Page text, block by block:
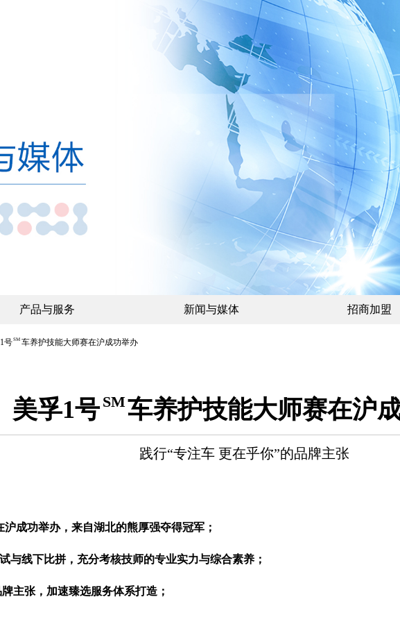
产品与服务 新闻与媒体 招商加盟
号SM 车养护技能大师赛在沪成功举办
美孚1号 SM车养护技能大师赛在沪
践行“专注车 更在乎你”的品牌主张
成功举办，来自湖北的熊厚强夺得冠军；
与线下比拼，充分考核技师的专业实力与综合素养；
主张，加速臻选服务体系打造；